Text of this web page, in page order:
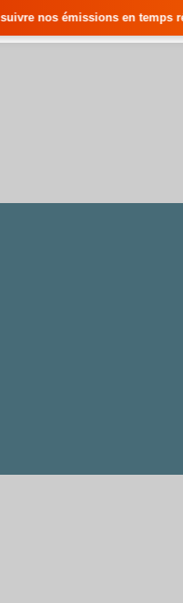
en temps réel • 🇸🇳